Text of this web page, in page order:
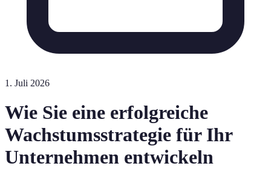
1. Juli 2026
Wie Sie eine erfolgreiche
Wachstumsstrategie für Ihr
Unternehmen entwickeln